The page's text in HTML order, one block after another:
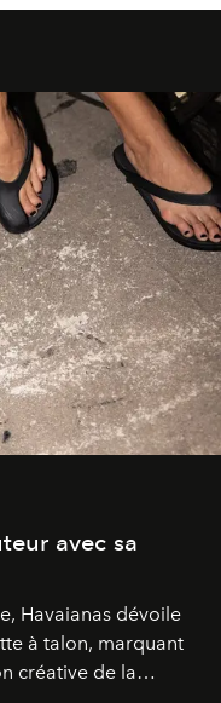
avec sa
Havaianas dévoile
à talon, marquant
créative de la